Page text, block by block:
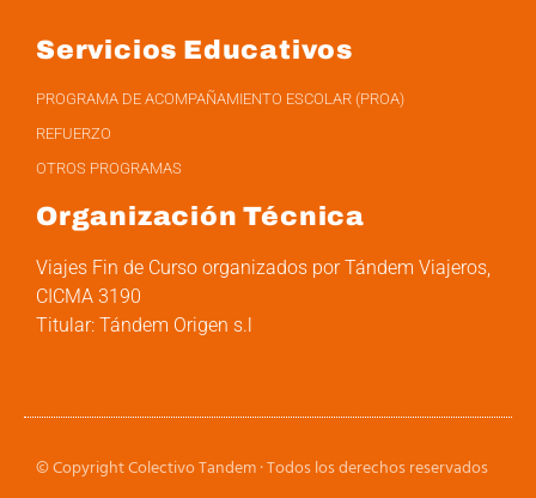
Servicios Educativos
PROGRAMA DE ACOMPAÑAMIENTO ESCOLAR (PROA)
REFUERZO
OTROS PROGRAMAS
Organización Técnica
Viajes Fin de Curso organizados por Tándem Viajeros,
CICMA 3190
Titular: Tándem Origen s.l
© Copyright Colectivo Tandem · Todos los derechos reservados